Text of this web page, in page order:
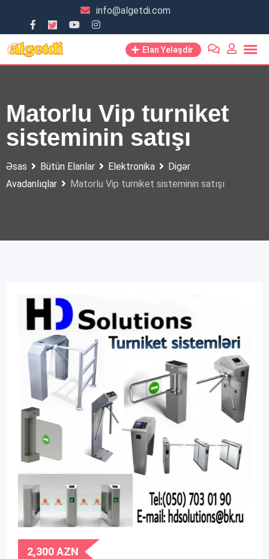
content
info@algetdi.com
Elan Yeləşdir
Matorlu Vip turniket
sisteminin satışı
Əsas Bütün Elanlar Elektronika
Digər
Avadanlıqlar
Matorlu Vip turniket sisteminin satışı
2,300AZN